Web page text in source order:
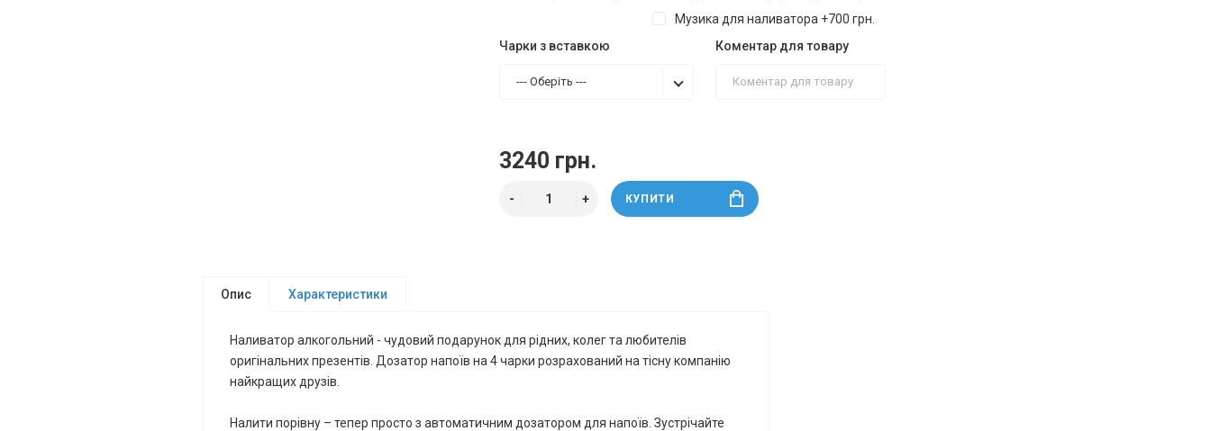
Музика для наливатора +700 грн.
Чарки з вставкою
--- Оберіть ---
Коментар для товару
3240 грн.
КУПИТИ
Опис Характеристики
Наливатор алкогольний - чудовий подарунок для рідних, колег та любителів
оригінальних презентів. Дозатор напоїв на 4 чарки розрахований на тісну компанію
найкращих друзів.
Налити порівну – тепер просто з автоматичним дозатором для напоїв. Зустрічайте